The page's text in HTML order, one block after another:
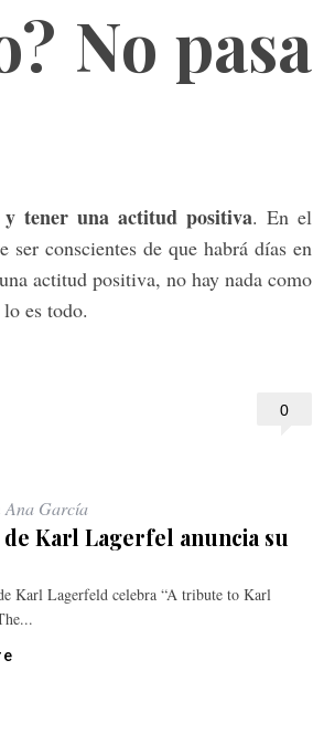
No pasa
tener una actitud positiva. En el
conscientes de que habrá días en
actitud positiva, no hay nada como
es todo.
0
Ana García
de Karl Lagerfel anuncia su
Karl Lagerfeld celebra “A tribute to Karl